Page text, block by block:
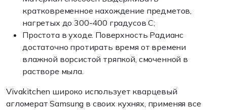
кратковременное нахождение предметов,
нагретых до 300-400 градусов С;
Простота в уходе. Поверхность Радианс
достаточно протирать время от времени
влажной ворсистой тряпкой, смоченной в
растворе мыла.
Vivakitchen широко использует кварцевый
агломерат Samsung в своих кухнях, применяя все